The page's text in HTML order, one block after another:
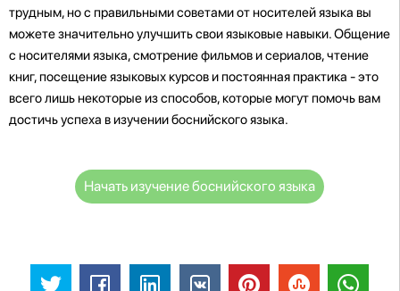
трудным, но с правильными советами от носителей языка вы
можете значительно улучшить свои языковые навыки. Общение
с носителями языка, смотрение фильмов и сериалов, чтение
книг, посещение языковых курсов и постоянная практика - это
всего лишь некоторые из способов, которые могут помочь вам
достичь успеха в изучении боснийского языка.
Начать изучение боснийского языка